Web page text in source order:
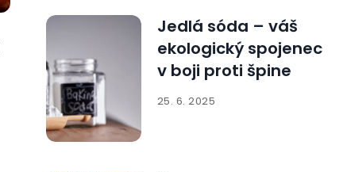
Jedlá sóda – váš
ekologický spojenec
v boji proti špine
25. 6. 2025